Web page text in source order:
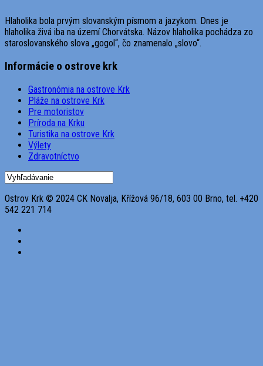
Hlaholika bola prvým slovanským písmom a jazykom. Dnes je
hlaholika živá iba na území Chorvátska. Názov hlaholika pochádza zo
staroslovanského slova „gogol“, čo znamenalo „slovo“.
Informácie o ostrove krk
Gastronómia na ostrove Krk
Pláže na ostrove Krk
Pre motoristov
Príroda na Krku
Turistika na ostrove Krk
Výlety
Zdravotníctvo
Ostrov Krk © 2024 CK Novalja, Křížová 96/18, 603 00 Brno, tel. +420
542 221 714